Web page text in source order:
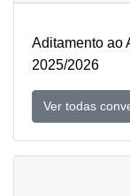
Aditamento ao
2025/2026
Ver todas